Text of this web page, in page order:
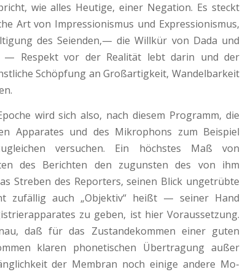
wie alles Heutige, einer Negation. Es steckt
Art von Im­pressionismus und Expressionismus,
des Seienden,— die Willkür von Dada und
— Respekt vor der Realität lebt darin und der
Schöpfung an Großartigkeit, Wandel­barkeit
wird sich also, nach diesem Programm, die
Apparates und des Mikrophons zum Beispiel
versuchen. Ein höchstes Maß von
des Berichten­ den zugunsten des von ihm
Streben des Reporters, seinen Blick ungetrübte
zufällig auch „Objektiv“ heißt — seiner Hand
zu geben, ist hier Voraussetzung.
daß für das Zu­standekommen einer guten
klaren phonetischen Übertragung außer
der Membran noch einige andere Mo­